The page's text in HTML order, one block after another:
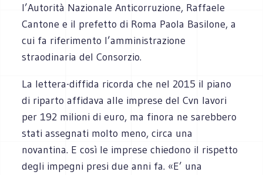
l’Autorità Nazionale Anticorruzione, Raffaele
Cantone e il prefetto di Roma Paola Basilone, a
cui fa riferimento l’amministrazione
straodinaria del Consorzio.
La lettera-diffida ricorda che nel 2015 il piano
di riparto affidava alle imprese del Cvn lavori
per 192 milioni di euro, ma finora ne sarebbero
stati assegnati molto meno, circa una
novantina. E così le imprese chiedono il rispetto
degli impegni presi due anni fa. «E’ una